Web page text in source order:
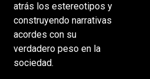
atrás los estereotipos y
construyendo narrativas
acordes con su
verdadero peso en la
sociedad.